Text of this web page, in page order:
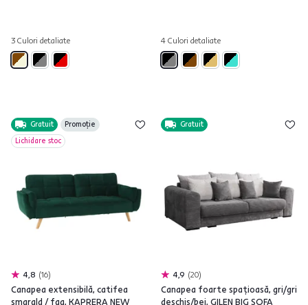
3 Culori detaliate 4 Culori detaliate
Gratuit
Promoție
Lichidare stoc
4,8 16
Canapea extensibilă, catifea
smarald / fag, KAPRERA NEW
Gratuit
4,9 20
Canapea foarte spaţioasă, gri/gri
deschis/bej, GILEN BIG SOFA